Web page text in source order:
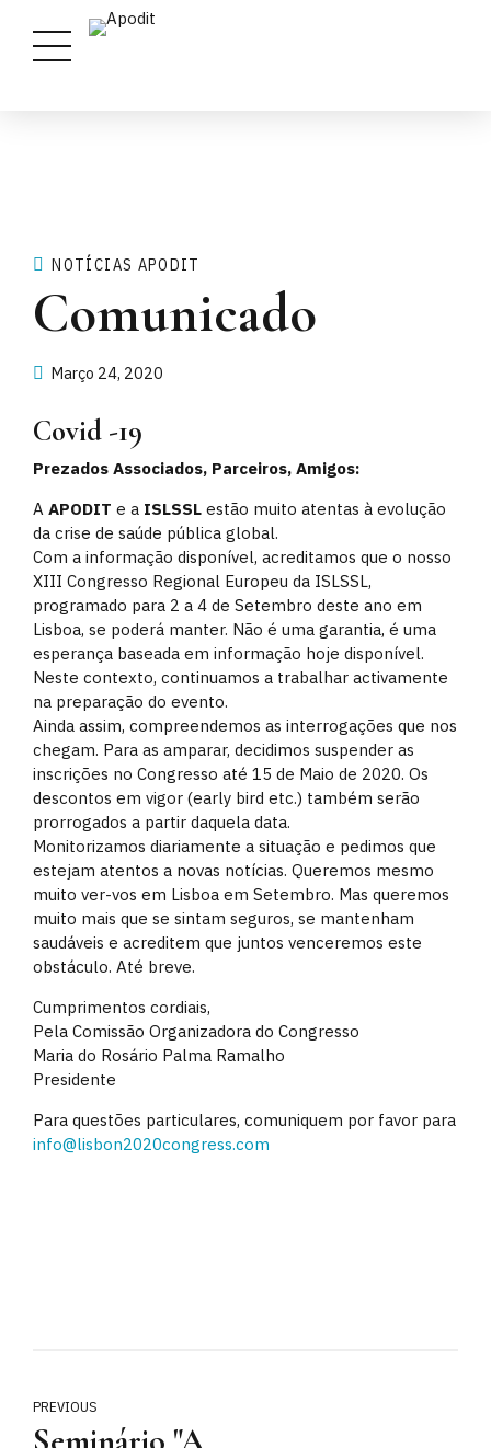
NOTÍCIAS APODIT
Comunicado
Março 24, 2020
Covid -19
Prezados Associados, Parceiros, Amigos:
A APODIT e a ISLSSL estão muito atentas à evolução
da crise de saúde pública global.
Com a informação disponível, acreditamos que o nosso
XIII Congresso Regional Europeu da ISLSSL,
programado para 2 a 4 de Setembro deste ano em
Lisboa, se poderá manter. Não é uma garantia, é uma
esperança baseada em informação hoje disponível.
Neste contexto, continuamos a trabalhar activamente
na preparação do evento.
Ainda assim, compreendemos as interrogações que nos
chegam. Para as amparar, decidimos suspender as
inscrições no Congresso até 15 de Maio de 2020. Os
descontos em vigor (early bird etc.) também serão
prorrogados a partir daquela data.
Monitorizamos diariamente a situação e pedimos que
estejam atentos a novas notícias. Queremos mesmo
muito ver-vos em Lisboa em Setembro. Mas queremos
muito mais que se sintam seguros, se mantenham
saudáveis e acreditem que juntos venceremos este
obstáculo. Até breve.
Cumprimentos cordiais,
Pela Comissão Organizadora do Congresso
Maria do Rosário Palma Ramalho
Presidente
Para questões particulares, comuniquem por favor para
info@lisbon2020congress.com
PREVIOUS